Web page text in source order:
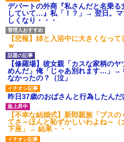
【愕然】白のクラウン俺氏、
高速道路左車線を制限速度で走
った結果wwwwwwwwwwww
百年の恋12-899 食べた量を
張り合ってくる
【悲報】佐藤輝明・・・２軍
でも盛大にやらかす←あまり悲
しませないでくれ
デパートの外商『私さんだと名乗る
していて…』私「！？」→ 翌日。
しくなり・・・
【悲報】姉と入浴中に大きくなっ
ｗ
【修羅場】彼女親「カスな家柄の
めんだ」俺「じゃあ別れます…」→
なかったの？（泣」
昨日37歳のおばさんと行為したん
【不幸な結婚式】新郎親族「ブス
てさ～ほんと恥ずかしいわよね～
下座」→ 結果・・・